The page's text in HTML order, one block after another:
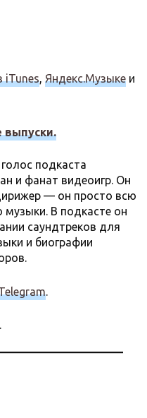
iTunes, Яндекс.Музыке и
подкаста
и фанат видеоигр. Он
— он просто всю
музыки. В подкасте он
саундтреков для
и биографии
.
.